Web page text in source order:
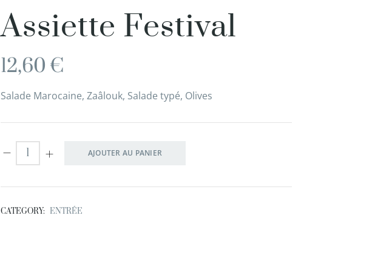
Assiette Festival
12,60 €
Salade Marocaine, Zaâlouk, Salade typé, Olives
AJOUTER AU PANIER
CATEGORY: ENTRÉE